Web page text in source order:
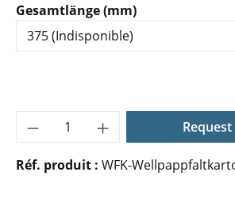
Sélectionnez
Gesamtlänge (mm)
Quantité de produit :
Réf. produit : WFK-